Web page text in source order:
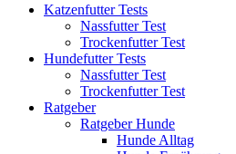
Katzenfutter Tests
Nassfutter Test
Trockenfutter Test
Hundefutter Tests
Nassfutter Test
Trockenfutter Test
Ratgeber
Ratgeber Hunde
Hunde Alltag